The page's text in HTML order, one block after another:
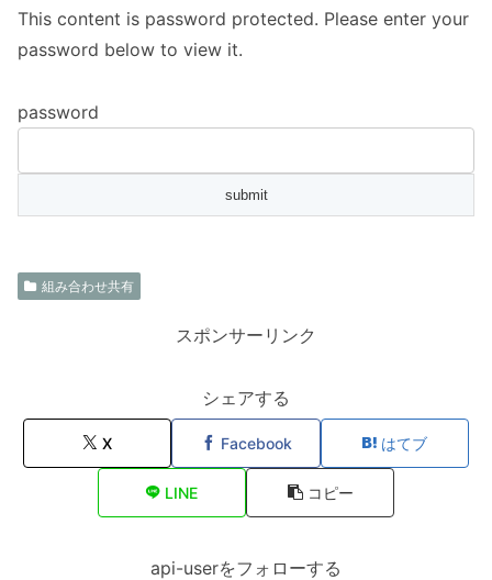
This content is password protected. Please enter your
password below to view it.
password
組み合わせ共有
スポンサーリンク
シェアする
X Facebook はてブ
LINE コピー
api-userをフォローする